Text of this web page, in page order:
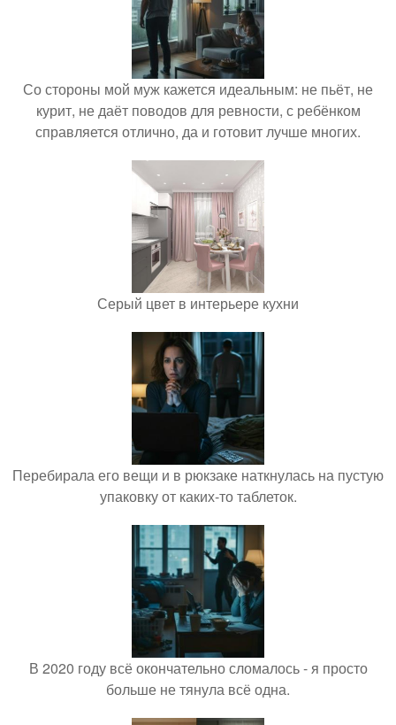
Со стороны мой муж кажется идеальным: не пьёт, не
курит, не даёт поводов для ревности, с ребёнком
справляется отлично, да и готовит лучше многих.
Серый цвет в интерьере кухни
Перебирала его вещи и в рюкзаке наткнулась на пустую
упаковку от каких-то таблеток.
В 2020 году всё окончательно сломалось - я просто
больше не тянула всё одна.